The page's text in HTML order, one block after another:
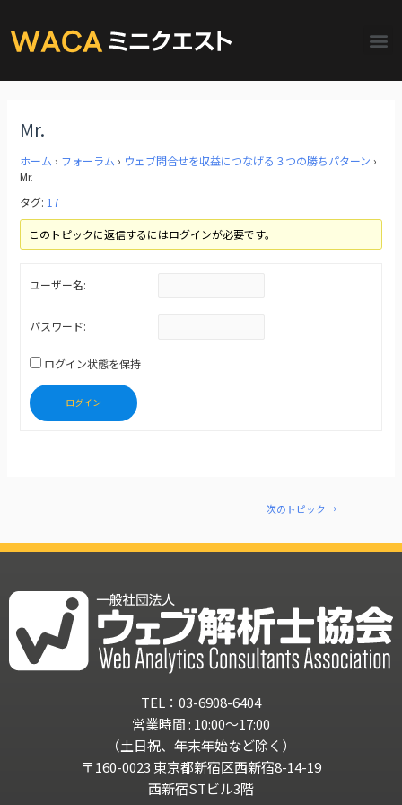
Mr.
ホーム › フォーラム › ウェブ問合せを収益につなげる３つの勝ちパターン ›
Mr.
タグ: 17
このトピックに返信するにはログインが必要です。
ユーザー名:
パスワード:
ログイン状態を保持
ログイン
次のトピック →
TEL：03-6908-6404
営業時間 : 10:00～17:00
（土日祝、年末年始など除く）
〒160-0023 東京都新宿区西新宿8-14-19
西新宿STビル3階